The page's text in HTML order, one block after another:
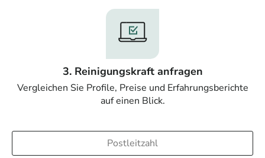
3. Reinigungskraft anfragen
Vergleichen Sie Profile, Preise und Erfahrungsberichte
auf einen Blick.